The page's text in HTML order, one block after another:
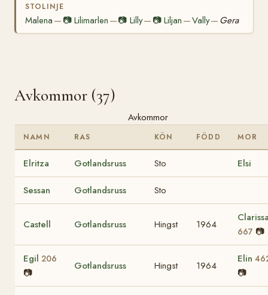
STOLINJE
Malena — 📷Lilimarlen —📷 Lilly— 📷Liljan —Vally— Gera
Avkommor (37)
Avkommor
NAMN RAS KÖN FÖDD MOR
Elritza Gotlandsruss Sto Elsi
Sessan Gotlandsruss Sto
Castell Gotlandsruss Hingst 1964
667 📷
Egil 206
📷
Gotlandsruss Hingst 1964
Elin
📷